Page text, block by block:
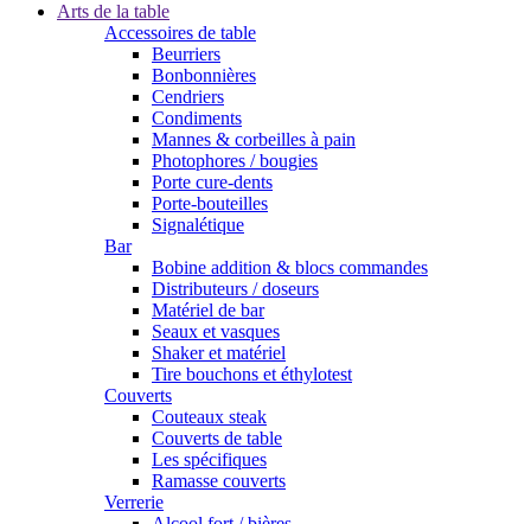
Arts de la table
Accessoires de table
Beurriers
Bonbonnières
Cendriers
Condiments
Mannes & corbeilles à pain
Photophores / bougies
Porte cure-dents
Porte-bouteilles
Signalétique
Bar
Bobine addition & blocs commandes
Distributeurs / doseurs
Matériel de bar
Seaux et vasques
Shaker et matériel
Tire bouchons et éthylotest
Couverts
Couteaux steak
Couverts de table
Les spécifiques
Ramasse couverts
Verrerie